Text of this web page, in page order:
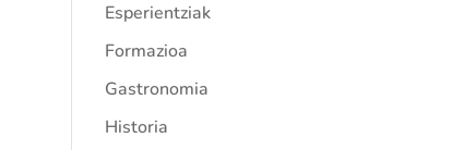
Esperientziak
Formazioa
Gastronomia
Historia